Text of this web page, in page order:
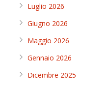
Luglio 2026
Giugno 2026
Maggio 2026
Gennaio 2026
Dicembre 2025